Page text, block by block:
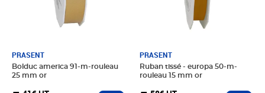
PRASENT
Bolduc america 91-m-rouleau
25 mm or
PRASENT
Ruban tissé - europa 50-m-
rouleau 15 mm or